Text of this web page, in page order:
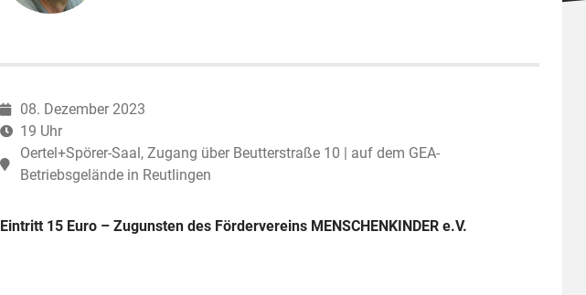
08. Dezember 2023
19 Uhr
Oertel+Spörer-Saal, Zugang über Beutterstraße 10 | auf dem GEA-
Betriebsgelände in Reutlingen
Eintritt 15 Euro – Zugunsten des Fördervereins MENSCHENKINDER e.V.